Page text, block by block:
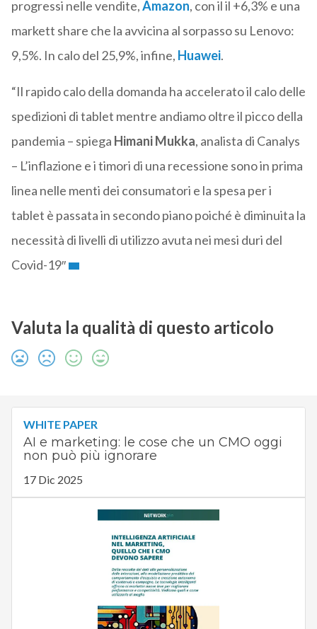
progressi nelle vendite,Amazon, con il il +6,3% e una
markett share che la avvicina al sorpasso su Lenovo:
9,5%. In calo del 25,9%, infine, Huawei.
“Il rapido calo della domanda ha accelerato il calo delle
spedizioni di tablet mentre andiamo oltre il picco della
pandemia – spiega Himani Mukka, analista di Canalys
– L’inflazione e i timori di una recessione sono in prima
linea nelle menti dei consumatori e la spesa per i
tablet è passata in secondo piano poiché è diminuita la
necessità di livelli di utilizzo avuta nei mesi duri del
Covid-19″
Valuta la qualità di questo articolo
WHITE PAPER
AI e marketing: le cose che un CMO oggi
non può più ignorare
17 Dic 2025